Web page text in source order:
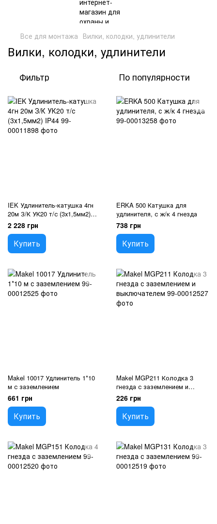
Все для монтажа Вилки, колодки, удлинители
Вилки, колодки, удлинители
Фильтр По популярности
IEK Удлинитель-катушка 4гн
20м З/К УК20 т/с (3х1,5мм2)
IP44
2 228 грн
Купить
ERKA 500 Катушка для
удлинителя, с ж/к 4 гнезда
738 грн
Купить
Makel 10017 Удлинитель 1*10
м с заземлением
661 грн
Купить
Makel MGP211 Колодка 3
гнезда с заземлением и
выключателем
226 грн
Купить